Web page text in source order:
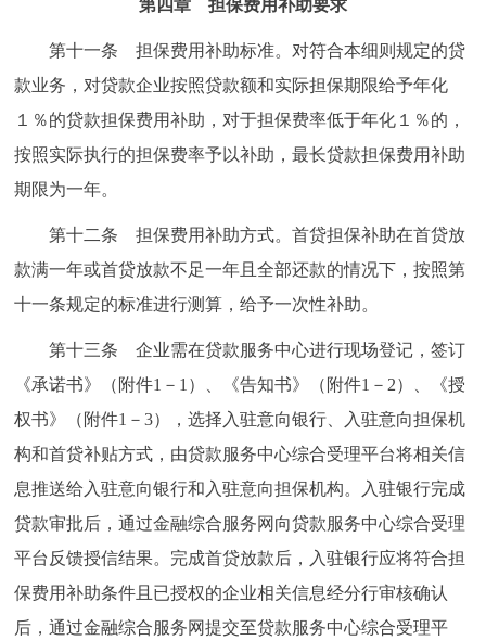
第四章 担保费用补助要求
第十一条 担保费用补助标准。对符合本细则规定的贷
款业务，对贷款企业按照贷款额和实际担保期限给予年化
１％的贷款担保费用补助，对于担保费率低于年化１％的，
按照实际执行的担保费率予以补助，最长贷款担保费用补助
期限为一年。
第十二条 担保费用补助方式。首贷担保补助在首贷放
款满一年或首贷放款不足一年且全部还款的情况下，按照第
十一条规定的标准进行测算，给予一次性补助。
第十三条 企业需在贷款服务中心进行现场登记，签订
《承诺书》（附件1－1）、《告知书》（附件1－2）、《授
权书》（附件1－3），选择入驻意向银行、入驻意向担保机
构和首贷补贴方式，由贷款服务中心综合受理平台将相关信
息推送给入驻意向银行和入驻意向担保机构。入驻银行完成
贷款审批后，通过金融综合服务网向贷款服务中心综合受理
平台反馈授信结果。完成首贷放款后，入驻银行应将符合担
保费用补助条件且已授权的企业相关信息经分行审核确认
后，通过金融综合服务网提交至贷款服务中心综合受理平